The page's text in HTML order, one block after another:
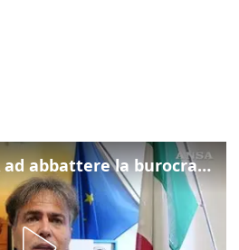
La fibra aiuta l'IA ad abbattere la burocrazia, progetto pilota in Veneto